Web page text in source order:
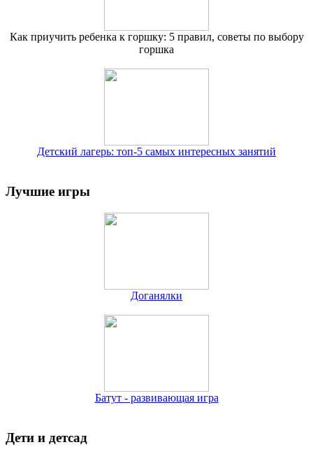
Как приучить ребенка к горшку: 5 правил, советы по выбору
горшка
Детский лагерь: топ-5 самых интересных занятий
Лучшие игры
Доганялки
Батут - развивающая игра
Дети и детсад